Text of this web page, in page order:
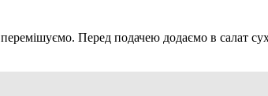
Перед подачею додаємо в салат